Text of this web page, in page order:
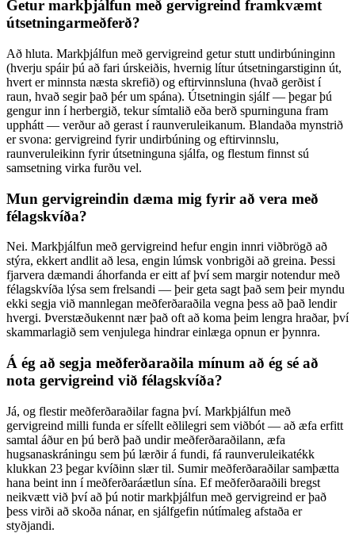
Getur markþjálfun með gervigreind framkvæmt
útsetningarmeðferð?
Að hluta. Markþjálfun með gervigreind getur stutt undirbúninginn
(hverju spáir þú að fari úrskeiðis, hvernig lítur útsetningarstiginn út,
hvert er minnsta næsta skrefið) og eftirvinnsluna (hvað gerðist í
raun, hvað segir það þér um spána). Útsetningin sjálf — þegar þú
gengur inn í herbergið, tekur símtalið eða berð spurninguna fram
upphátt — verður að gerast í raunveruleikanum. Blandaða mynstrið
er svona: gervigreind fyrir undirbúning og eftirvinnslu,
raunveruleikinn fyrir útsetninguna sjálfa, og flestum finnst sú
samsetning virka furðu vel.
Mun gervigreindin dæma mig fyrir að vera með
félagskvíða?
Nei. Markþjálfun með gervigreind hefur engin innri viðbrögð að
stýra, ekkert andlit að lesa, engin lúmsk vonbrigði að greina. Þessi
fjarvera dæmandi áhorfanda er eitt af því sem margir notendur með
félagskvíða lýsa sem frelsandi — þeir geta sagt það sem þeir myndu
ekki segja við mannlegan meðferðaraðila vegna þess að það lendir
hvergi. Þverstæðukennt nær það oft að koma þeim lengra hraðar, því
skammarlagið sem venjulega hindrar einlæga opnun er þynnra.
Á ég að segja meðferðaraðila mínum að ég sé að
nota gervigreind við félagskvíða?
Já, og flestir meðferðaraðilar fagna því. Markþjálfun með
gervigreind milli funda er sífellt eðlilegri sem viðbót — að æfa erfitt
samtal áður en þú berð það undir meðferðaraðilann, æfa
hugsanaskráningu sem þú lærðir á fundi, fá raunveruleikatékk
klukkan 23 þegar kvíðinn slær til. Sumir meðferðaraðilar samþætta
hana beint inn í meðferðaráætlun sína. Ef meðferðaraðili bregst
neikvætt við því að þú notir markþjálfun með gervigreind er það
þess virði að skoða nánar, en sjálfgefin nútímaleg afstaða er
styðjandi.